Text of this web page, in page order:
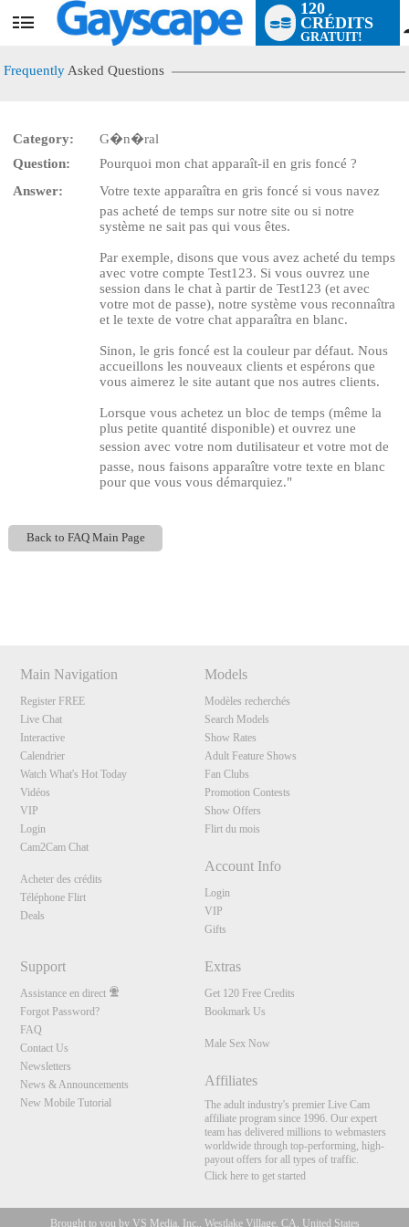
User
120
CRÉDITS
GRATUIT!
Frequently Asked Questions
Category:
G�n�ral
Question:
Pourquoi mon chat apparaît-il en gris foncé ?
Answer:
Votre texte apparaîtra en gris foncé si vous navez
pas acheté de temps sur notre site ou si notre
système ne sait pas qui vous êtes.
Par exemple, disons que vous avez acheté du temps
avec votre compte Test123. Si vous ouvrez une
session dans le chat à partir de Test123 (et avec
votre mot de passe), notre système vous reconnaîtra
et le texte de votre chat apparaîtra en blanc.
Sinon, le gris foncé est la couleur par défaut. Nous
accueillons les nouveaux clients et espérons que
vous aimerez le site autant que nos autres clients.
Lorsque vous achetez un bloc de temps (même la
plus petite quantité disponible) et ouvrez une
session avec votre nom dutilisateur et votre mot de
passe, nous faisons apparaître votre texte en blanc
pour que vous vous démarquiez."
Back to FAQ Main Page
Main Navigation
Register FREE
Live Chat
Interactive
Calendrier
Watch What's Hot Today
Vidéos
VIP
Login
Cam2Cam Chat
Acheter des crédits
Téléphone Flirt
Deals
Models
Modèles recherchés
Search Models
Show Rates
Adult Feature Shows
Fan Clubs
Promotion Contests
Show Offers
Flirt du mois
Account Info
Login
VIP
Gifts
Support
Assistance en direct
Forgot Password?
FAQ
Contact Us
Newsletters
News & Announcements
New Mobile Tutorial
Extras
Get 120 Free Credits
Bookmark Us
Male Sex Now
Affiliates
The adult industry's premier Live Cam
affiliate program since 1996. Our expert
team has delivered millions to webmasters
worldwide through top-performing, high-
payout offers for all types of traffic.
Click here to get started
Brought to you by VS Media, Inc., Westlake Village, CA, United States
LIMITED TIME OFFER!
120
F
R
E
E
C
R
E
DI
T
S